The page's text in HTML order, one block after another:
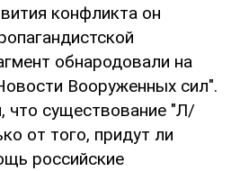
конфликта он
обнародовали на
Вооруженных сил".
что существование "Л/
от того, придут ли
российские